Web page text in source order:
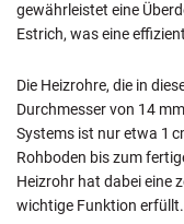
gewährleistet eine
Estrich, was eine
Die Heizrohre, die in
Durchmesser von 14
Systems ist nur etwa 1
Rohboden bis zum
Heizrohr hat dabei eine
wichtige Funktion erfüllt.